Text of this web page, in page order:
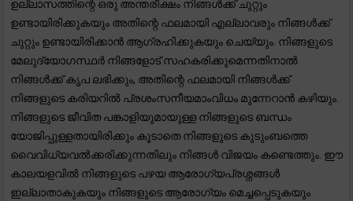
ഉല്ലാസത്തിന്റെ ഒരു അന്തരീക്ഷം നിങ്ങൾക്ക് ചുറ്റും
ഉണ്ടായിരിക്കുകയും അതിന്റെ ഫലമായി എല്ലാവരും നിങ്ങൾക്ക്
ചുറ്റും ഉണ്ടായിരിക്കാൻ ആഗ്രഹിക്കുകയും ചെയ്യും. നിങ്ങളുടെ
മേലുദ്യോഗസ്ഥർ നിങ്ങളോട് സഹകരിക്കുമെന്നതിനാൽ
നിങ്ങൾക്ക് കൃപ ലഭിക്കും, അതിന്റെ ഫലമായി നിങ്ങൾക്ക്
നിങ്ങളുടെ കരിയറിൽ പ്രശംസനീയമാംവിധം മുന്നേറാൻ കഴിയും.
നിങ്ങളുടെ ജീവിത പങ്കാളിയുമായുള്ള നിങ്ങളുടെ ബന്ധം
യോജിപ്പുള്ളതായിരിക്കും കൂടാതെ നിങ്ങളുടെ കുടുംബത്തെ
വൈവിധ്യവൽക്കരിക്കുന്നതിലും നിങ്ങൾ വിജയം കണ്ടെത്തും. ഈ
കാലയളവിൽ നിങ്ങളുടെ പഴയ ആരോഗ്യപ്രശ്നങ്ങൾ
ഇല്ലാതാകുകയും നിങ്ങളുടെ ആരോഗ്യം മെച്ചപ്പെടുകയും